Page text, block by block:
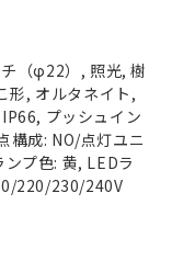
（φ22）, 照光, 樹
形, オルタネイト,
プッシュイン
構成: NO/点灯ユニ
プ色: 黄, LEDラ
220/230/240V